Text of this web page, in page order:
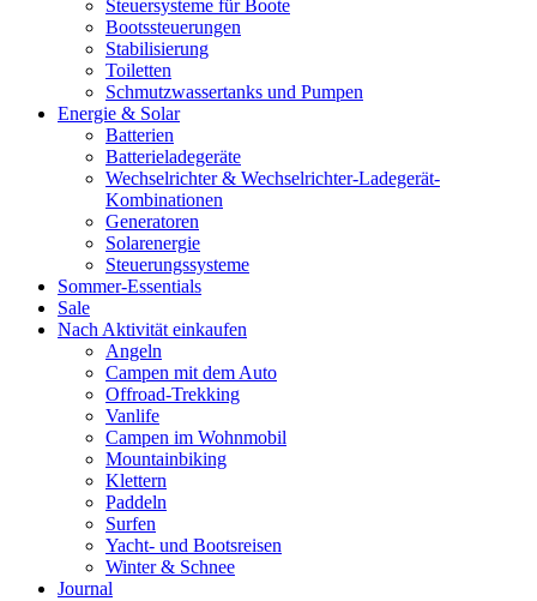
Steuersysteme für Boote
Bootssteuerungen
Stabilisierung
Toiletten
Schmutzwassertanks und Pumpen
Energie & Solar
Batterien
Batterieladegeräte
Wechselrichter & Wechselrichter-Ladegerät-
Kombinationen
Generatoren
Solarenergie
Steuerungssysteme
Sommer-Essentials
Sale
Nach Aktivität einkaufen
Angeln
Campen mit dem Auto
Offroad-Trekking
Vanlife
Campen im Wohnmobil
Mountainbiking
Klettern
Paddeln
Surfen
Yacht- und Bootsreisen
Winter & Schnee
Journal